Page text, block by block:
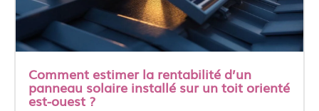
Comment estimer la rentabilité d’un
panneau solaire installé sur un toit orienté
est-ouest ?